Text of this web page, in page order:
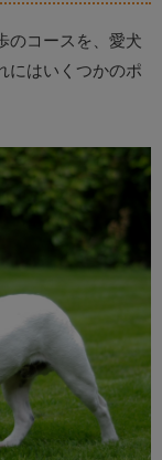
のコースを、愛犬
にはいくつかのポ